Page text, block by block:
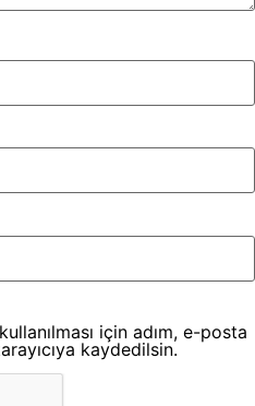
için adım, e-posta
kaydedilsin.